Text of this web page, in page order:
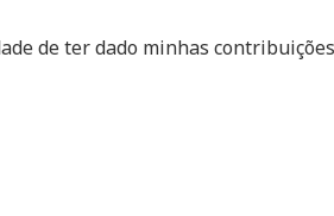
de ter dado minhas